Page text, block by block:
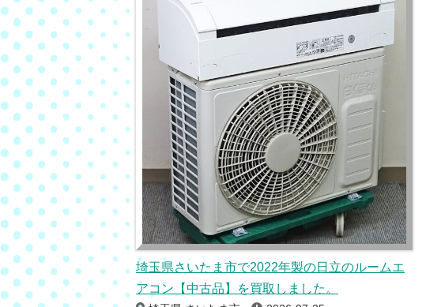
埼玉県さいたま市で2022年製の日立のルームエ
アコン【中古品】を買取しました。